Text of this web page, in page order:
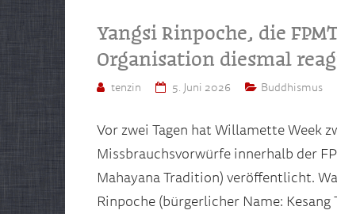
Yangsi Rinpoche, die
Organisation diesmal
tenzin 5. Juni 2026 Buddhismus
Vor zwei Tagen hat Willamette Week
Missbrauchsvorwürfe innerhalb der
Mahayana Tradition) veröffentlicht.
Rinpoche (bürgerlicher Name: